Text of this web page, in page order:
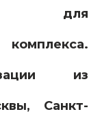
для
из
Санкт-